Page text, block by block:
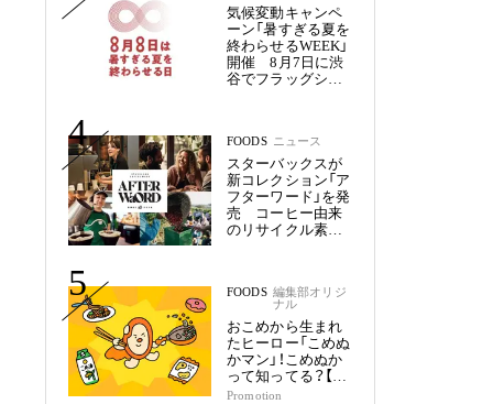
気候変動キャンペ
ーン「暑すぎる夏を
終わらせるWEEK」
開催 8月7日に渋
谷でフラッグシッ
4 FOODS ニュース
スターバックスが
新コレクション「ア
フターワード」を発
売 コーヒー由来
のリサイクル素材
5 FOODS 編集部オリジ
ナル
おこめから生まれ
たヒーロー「こめぬ
かマン」！こめぬか
って知ってる？【つ
の食品物語１】
Promotion